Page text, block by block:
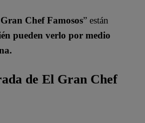
Chef Famosos” están
pueden verlo por medio
de El Gran Chef